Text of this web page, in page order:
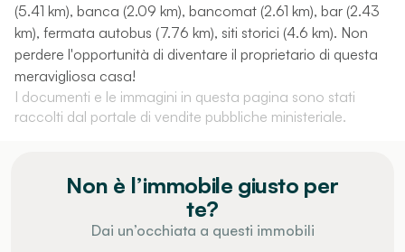
(5.41 km), banca (2.09 km), bancomat (2.61 km), bar (2.43
km), fermata autobus (7.76 km), siti storici (4.6 km). Non
perdere l'opportunità di diventare il proprietario di questa
meravigliosa casa!
I documenti e le immagini in questa pagina sono stati
raccolti dal portale di vendite pubbliche ministeriale.
Non è l’immobile giusto per
te?
Dai un’occhiata a questi immobili